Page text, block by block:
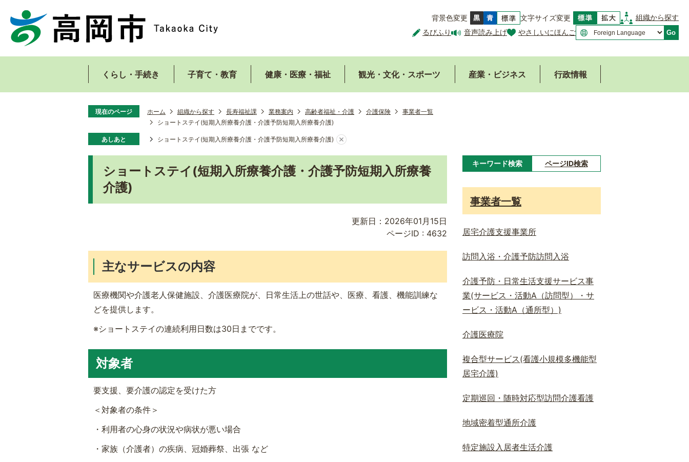
背景色変更 文字サイズ変更
組織から探す
るびふり
音声読み上げ やさしいにほんご Go
くらし・手続き 子育て・教育 健康・医療・福祉 観光・文化・スポーツ 産業・ビジネス 行政情報
現在のページ ホーム 組織から探す 長寿福祉課 業務案内 高齢者福祉・介護 介護保険
事業者一覧
ショートステイ(短期入所療養介護・介護予防短期入所療養介護)
あしあと ショートステイ(短期入所療養介護・介護予防短期入所療養介護)
ショートステイ(短期入所療養介護・介護予防短期入所療養
介護)
更新日：2026年01月15日
ページID : 4632
主なサービスの内容
医療機関や介護老人保健施設、介護医療院が、日常生活上の世話や、医療、看護、機能訓練な
どを提供します。
※ショートステイの連続利用日数は30日までです。
対象者
要支援、要介護の認定を受けた方
＜対象者の条件＞
・利用者の心身の状況や病状が悪い場合
・家族（介護者）の疾病、冠婚葬祭、出張 など
キーワード検索 ページID検索
ー
ワ
ー
検
事業者一覧
居宅介護支援事業所
訪問入浴・介護予防訪問入浴
介護予防・日常生活支援サービス事
業(サービス・活動A（訪問型）・サ
ービス・活動A（通所型）)
介護医療院
複合型サービス(看護小規模多機能型
居宅介護)
定期巡回・随時対応型訪問介護看護
地域密着型通所介護
特定施設入居者生活介護